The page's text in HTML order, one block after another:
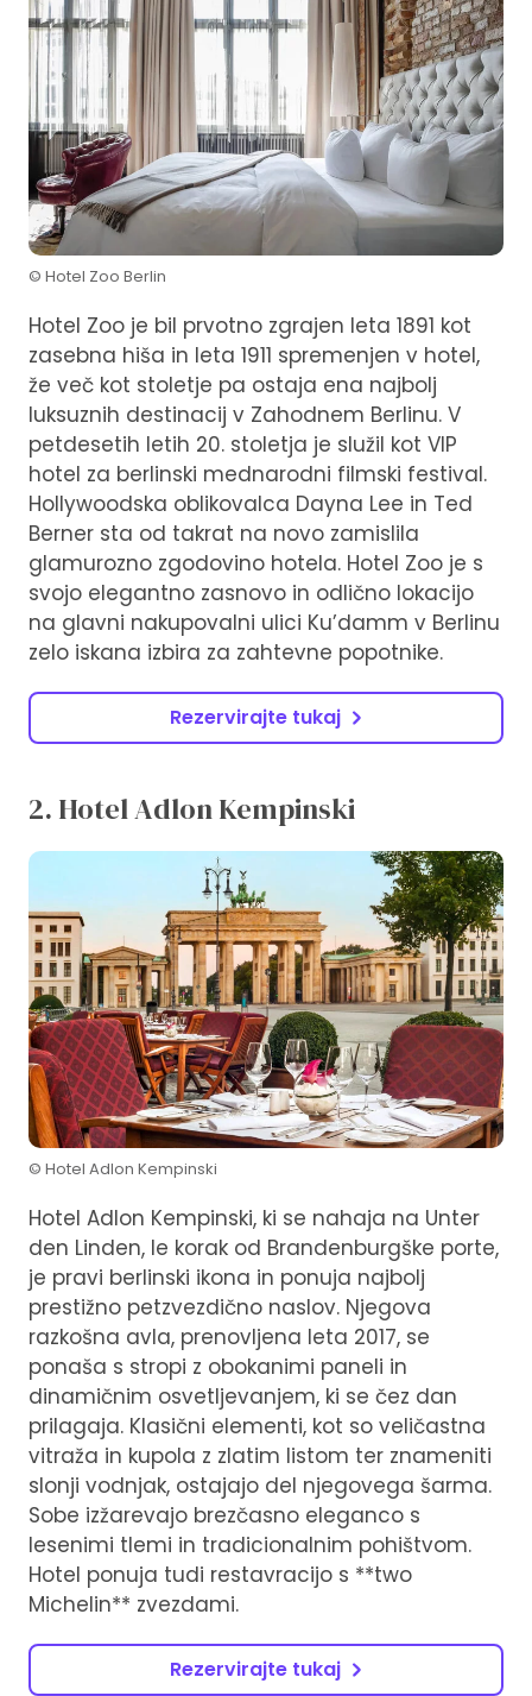
© Hotel Zoo Berlin
Hotel Zoo je bil prvotno zgrajen leta 1891 kot
zasebna hiša in leta 1911 spremenjen v hotel,
že več kot stoletje pa ostaja ena najbolj
luksuznih destinacij v Zahodnem Berlinu. V
petdesetih letih 20. stoletja je služil kot VIP
hotel za berlinski mednarodni filmski festival.
Hollywoodska oblikovalca Dayna Lee in Ted
Berner sta od takrat na novo zamislila
glamurozno zgodovino hotela. Hotel Zoo je s
svojo elegantno zasnovo in odlično lokacijo
na glavni nakupovalni ulici Ku’damm v Berlinu
zelo iskana izbira za zahtevne popotnike.
Rezervirajte tukaj
2. Hotel Adlon Kempinski
© Hotel Adlon Kempinski
Hotel Adlon Kempinski, ki se nahaja na Unter
den Linden, le korak od Brandenburgške porte,
je pravi berlinski ikona in ponuja najbolj
prestižno petzvezdično naslov. Njegova
razkošna avla, prenovljena leta 2017, se
ponaša s stropi z obokanimi paneli in
dinamičnim osvetljevanjem, ki se čez dan
prilagaja. Klasični elementi, kot so veličastna
vitraža in kupola z zlatim listom ter znameniti
slonji vodnjak, ostajajo del njegovega šarma.
Sobe izžarevajo brezčasno eleganco s
lesenimi tlemi in tradicionalnim pohištvom.
Hotel ponuja tudi restavracijo s **two
Michelin** zvezdami.
Rezervirajte tukaj